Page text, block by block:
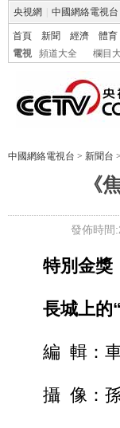
央視網 中國網絡電視台
首頁 新聞 經濟 體育
電視
頻道大全 欄目
中國網絡電視台 > 新聞台 >
《
發佈時間
特別金獎
長城上的
編 輯：車
攝 像：孫